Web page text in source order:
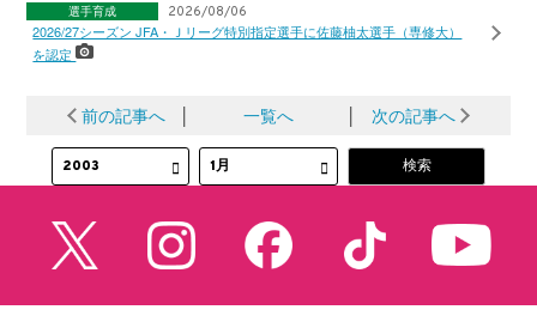
選手育成 2026/08/06
2026/27シーズン JFA・Ｊリーグ特別指定選手に佐藤柚太選手（専修大）
を認定
前の記事へ │ 一覧へ │ 次の記事へ